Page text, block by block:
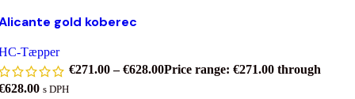
gold koberec
Tæpper
€271.00 – €628.00Price range: €271.00 through
s DPH